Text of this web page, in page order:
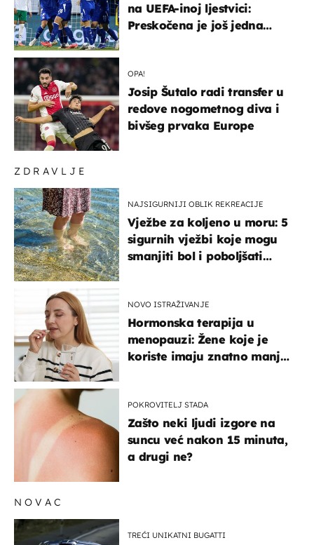
ZDRAVLJE
NAJSIGURNIJI OBLIK REKREACIJE
Vježbe za koljeno u moru: 5
sigurnih vježbi koje mogu
smanjiti bol i poboljšati
NOVO ISTRAŽIVANJE
Hormonska terapija u
menopauzi: Žene koje je
koriste imaju znatno manji
POKROVITELJ STADA
Zašto neki ljudi izgore na
suncu već nakon 15 minuta,
a drugi ne?
na UEFA-inoj ljestvici:
Preskočena je još jedna
OPA!
Josip Šutalo radi transfer u
redove nogometnog diva i
bivšeg prvaka Europe
NOVAC
TREĆI UNIKATNI BUGATTI